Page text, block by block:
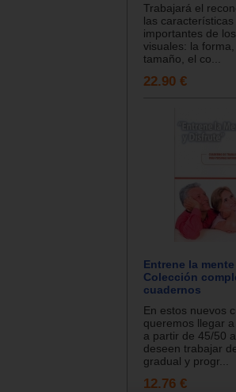
Trabajará el
las
importantes de
visuales: la
tamaño, el co...
22.90 €
Entrene la
Colección
cuadernos
En estos nuevos
queremos llegar
a partir de 45/50
deseen trabajar
gradual y progr...
12.76 €